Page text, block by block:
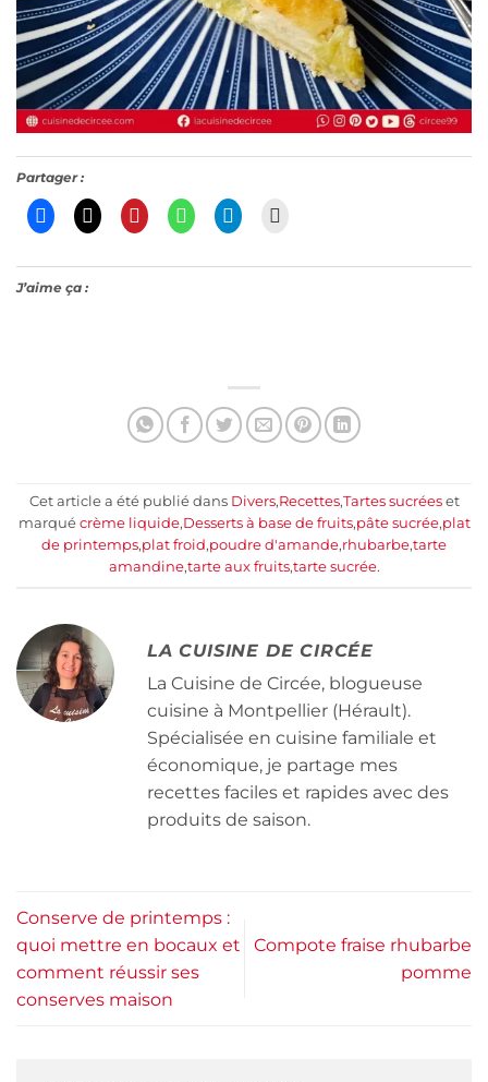
Partager :
J’aime ça :
Cet article a été publié dans Divers,Recettes,Tartes sucréeset
marqué crème liquide,Desserts à base de fruits,pâte sucrée,plat
de printemps,plat froid,poudre d'amande,rhubarbe,tarte
amandine,tarte aux fruits,tarte sucrée.
LA CUISINE DE CIRCÉE
La Cuisine de Circée, blogueuse
cuisine à Montpellier (Hérault).
Spécialisée en cuisine familiale et
économique, je partage mes
recettes faciles et rapides avec des
produits de saison.
Conserve de printemps :
quoi mettre en bocaux et
comment réussir ses
conserves maison
Compote fraise rhubarbe
pomme